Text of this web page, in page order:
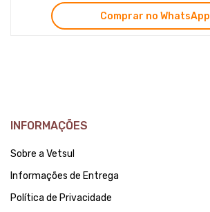
Comprar no WhatsApp
INFORMAÇÕES
Sobre a Vetsul
Informações de Entrega
Política de Privacidade